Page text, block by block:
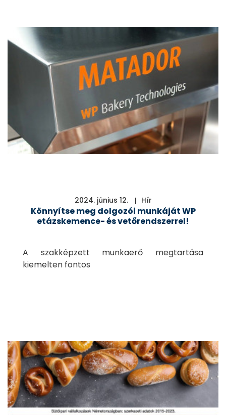
2024. június 12. Hír
Könnyítse meg dolgozói munkáját WP
etázskemence- és vetőrendszerrel!
A szakképzett munkaerő megtartása
kiemelten fontos